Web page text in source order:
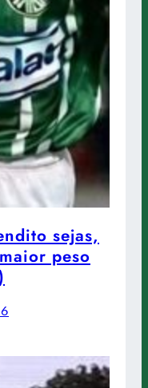
sejas,
peso